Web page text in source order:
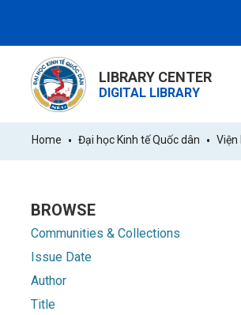
LIBRARY CENTER
DIGITAL LIBRARY
Home Đại học Kinh tế Quốc dân Viện
BROWSE
Communities & Collections
Issue Date
Author
Title